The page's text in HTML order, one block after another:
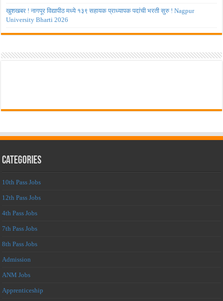
खुशखबर ! नागपूर विद्यापीठ मध्ये १३९ सहायक प्राध्यापक पदांची भरती सुरु ! Nagpur
University Bharti 2026
Categories
10th Pass Jobs
12th Pass Jobs
4th Pass Jobs
7th Pass Jobs
8th Pass Jobs
Admission
ANM Jobs
Apprenticeship